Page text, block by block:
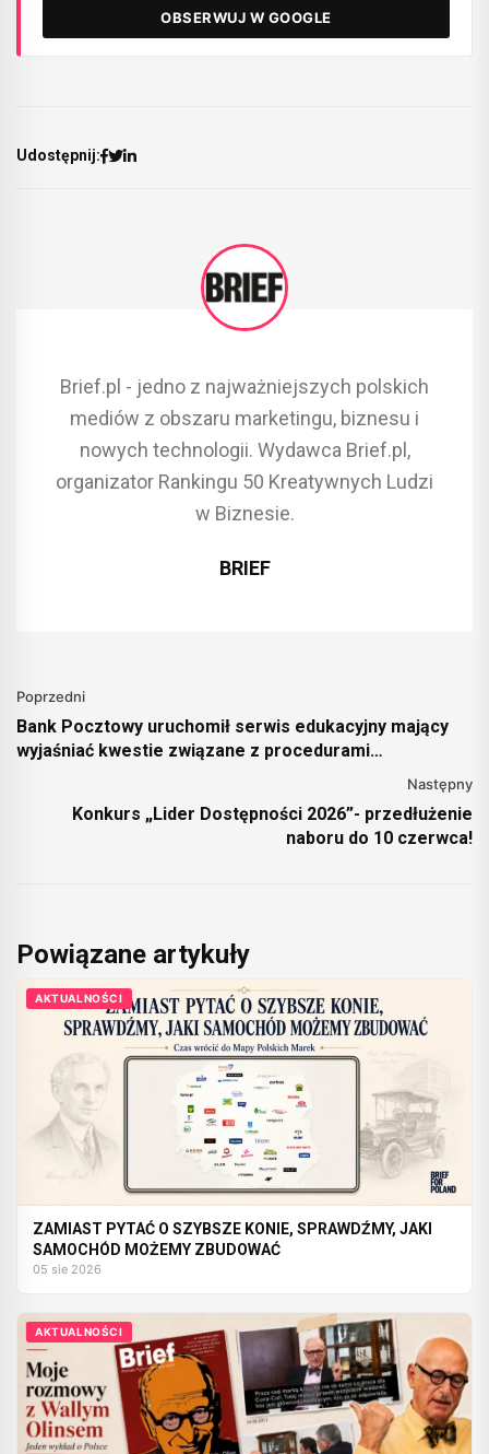
OBSERWUJ W GOOGLE
Udostępnij:
Brief.pl - jedno z najważniejszych polskich
mediów z obszaru marketingu, biznesu i
nowych technologii. Wydawca Brief.pl,
organizator Rankingu 50 Kreatywnych Ludzi
w Biznesie.
BRIEF
Poprzedni
Bank Pocztowy uruchomił serwis edukacyjny mający
wyjaśniać kwestie związane z procedurami
dotyczącymi przeciwdziałania praniu pieniędzy (AML).
pyta m. in. o źródło dochodów
Następny
Konkurs „Lider Dostępności 2026”- przedłużenie
naboru do 10 czerwca!
Powiązane artykuły
AKTUALNOŚCI
ZAMIAST PYTAĆ O SZYBSZE KONIE, SPRAWDŹMY, JAKI
SAMOCHÓD MOŻEMY ZBUDOWAĆ
05 sie 2026
AKTUALNOŚCI